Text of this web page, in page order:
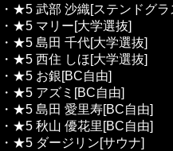
・★5 武部 沙織[ステンドグラ
・★5 マリー[大学選抜]
・★5 島田 千代[大学選抜]
・★5 西住 しほ[大学選抜]
・★5 お銀[BC自由]
・★5 アズミ[BC自由]
・★5 島田 愛里寿[BC自由]
・★5 秋山 優花里[BC自由]
・★5 ダージリン[サウナ]